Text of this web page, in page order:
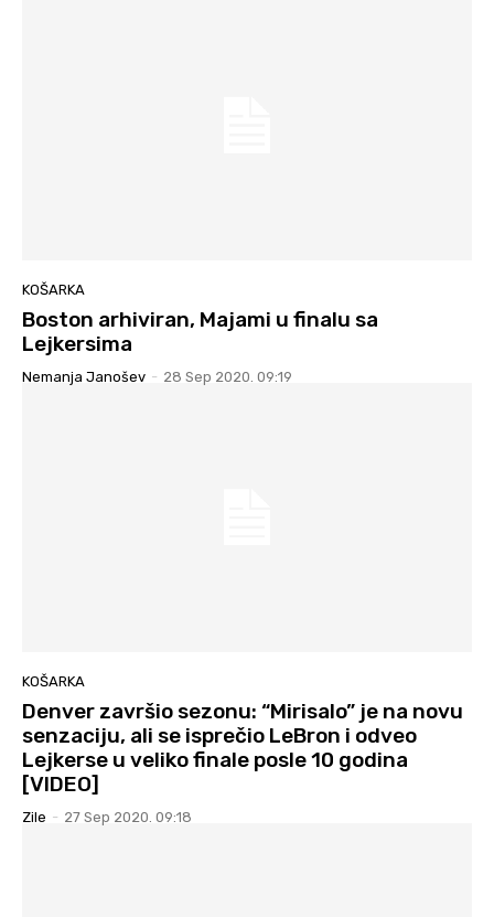
KOŠARKA
Boston arhiviran, Majami u finalu sa
Lejkersima
Nemanja Janošev - 28 Sep 2020. 09:19
KOŠARKA
Denver završio sezonu: “Mirisalo” je na novu
senzaciju, ali se isprečio LeBron i odveo
Lejkerse u veliko finale posle 10 godina
[VIDEO]
Zile - 27 Sep 2020. 09:18